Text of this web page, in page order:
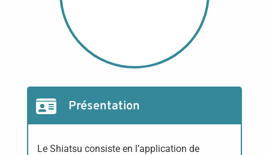
Présentation
Le Shiatsu consiste en l’application de